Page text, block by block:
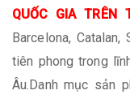
QUỐC GIA TRÊN
Barcelona,
tiên phong trong
Âu.Danh mục sản